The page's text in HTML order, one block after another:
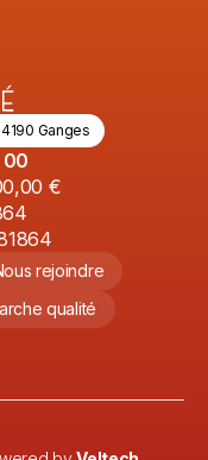
Ganges
00
€
rejoindre
qualité